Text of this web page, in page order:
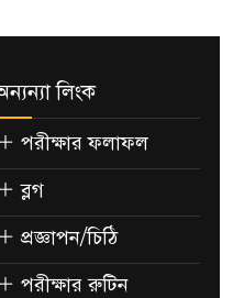
লিংক
পরীক্ষার ফলাফল
ব্লগ
প্রজ্ঞাপন/চিঠি
পরীক্ষার রুটিন